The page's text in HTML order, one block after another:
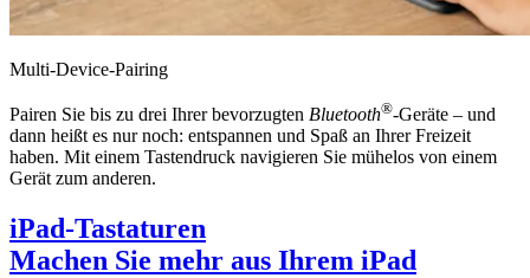
Multi-Device-Pairing
Pairen Sie bis zu drei Ihrer bevorzugten Bluetooth®-Geräte – und
dann heißt es nur noch: entspannen und Spaß an Ihrer Freizeit
haben. Mit einem Tastendruck navigieren Sie mühelos von einem
Gerät zum anderen.
iPad-Tastaturen
Machen Sie mehr aus Ihrem iPad